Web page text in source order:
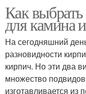
Как
для камина
На сегодняшний
разновидности
кирпич. Но эти два
множество
изготавливается из